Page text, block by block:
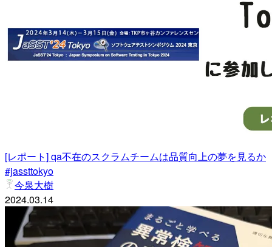
[レポート] qa不在のスクラムチームは品質向上の夢を見るか
#jassttokyo
今泉大樹
2024.03.14